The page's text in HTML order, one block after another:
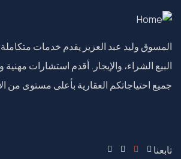
المسوق وليد عبد العزيز يقدم خدمات
البيع الشراء، والإيجار. أقدم استشارات مهنية
جميع احتياجاتكم العقارية بأعلى مستوى من
تابعنا